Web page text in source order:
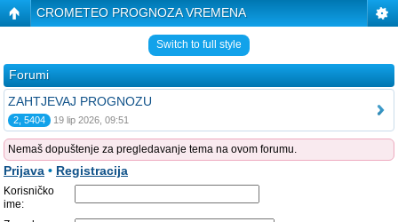
CROMETEO PROGNOZA VREMENA
Switch to full style
Forumi
ZAHTJEVAJ PROGNOZU
2, 5404 19 lip 2026, 09:51
Nemaš dopuštenje za pregledavanje tema na ovom forumu.
Prijava • Registracija
Korisničko
ime: